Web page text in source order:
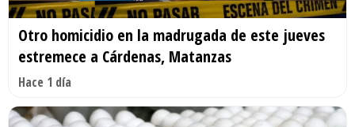
Otro homicidio en la madrugada de este jueves
estremece a Cárdenas, Matanzas
Hace 1 día